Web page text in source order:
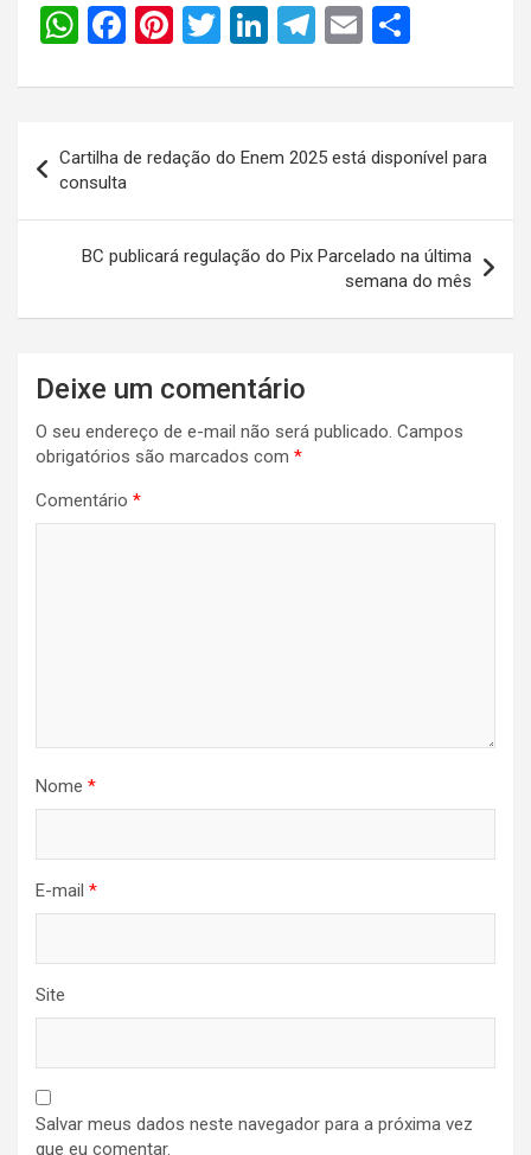
W
at
s
A
p
p
F
ce
b
o
o
k
Pi
er
es
t
T
tt
er
Li
ke
dI
n
T
e
gr
a
m
E
ail ar
e
de
Post
Cartilha de redação do Enem 2025 está disponível para
consulta
BC publicará regulação do Pix Parcelado na última
semana do mês
Deixe um comentário
O seu endereço de e-mail não será publicado. Campos
obrigatórios são marcados com *
Comentário *
Nome *
E-mail *
Site
Salvar meus dados neste navegador para a próxima vez
que eu comentar.